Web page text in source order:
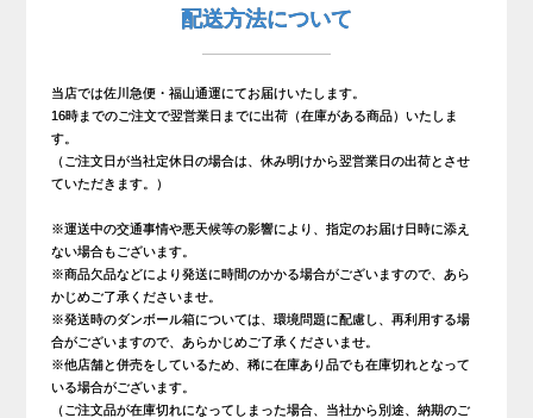
配送方法について
当店では佐川急便・福山通運にてお届けいたします。
16時までのご注文で翌営業日までに出荷（在庫がある商品）いたしま
す。
（ご注文日が当社定休日の場合は、休み明けから翌営業日の出荷とさせ
ていただきます。）
※運送中の交通事情や悪天候等の影響により、指定のお届け日時に添え
ない場合もございます。
※商品欠品などにより発送に時間のかかる場合がございますので、あら
かじめご了承くださいませ。
※発送時のダンボール箱については、環境問題に配慮し、再利用する場
合がございますので、あらかじめご了承くださいませ。
※他店舗と併売をしているため、稀に在庫あり品でも在庫切れとなって
いる場合がございます。
（ご注文品が在庫切れになってしまった場合、当社から別途、納期のご